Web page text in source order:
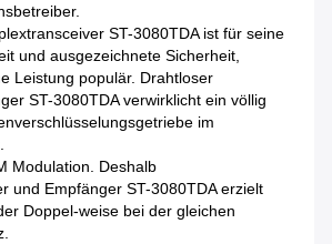
ST-3080TDA ist für seine
und ausgezeichnete Sicherheit,
Leistung populär. Drahtloser
ST-3080TDA verwirklicht ein völlig
im
Modulation. Deshalb
und Empfänger ST-3080TDA erzielt
Doppel-weise bei der gleichen